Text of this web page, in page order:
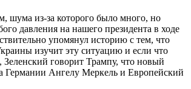
шума из-за которого было много, но
давления на нашего президента в ходе
упомянул историю с тем, что
изучит эту ситуацию и если что
говорит Трампу, что новый
Германии Ангелу Меркель и Европейский